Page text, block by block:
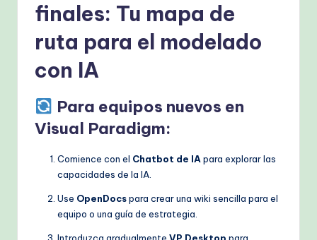
finales: Tu mapa de
ruta para el modelado
con IA
Para equipos nuevos en
Visual Paradigm:
Comience con el Chatbot de IApara explorar las
capacidades de la IA.
Use OpenDocspara crear una wiki sencilla para el
equipo o una guía de estrategia.